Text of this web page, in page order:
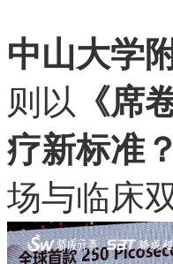
中山大学
则以 《席
疗新标准
场与临床